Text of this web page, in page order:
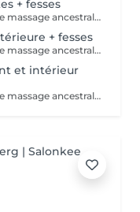
+ fesses
La maderotherapie est une technique de massage ancestrale d'origine colombienne visant à modeler la silhouette tout en réduisant la cellulite. Notre séance de maderotherapie jambes complètes comprend : L'avant et l'arrière des jambes ainsi que l'intérieur et l'extérieur mais également les fesses si souhaités La séance est réalisée à l'aide d'ustensiles en bois spécifiquement étudiés pour s'adapter aux lignes du corps, re sculpter, et detoxifier. - Anti cellulite - Raffermit et tonifie la peau - Redessine le corps et ses volumes - Active le système lymphatique - Alternative à la chirurgie esthétique ou post opératoire -
+ fesses
La maderotherapie est une technique de massage ancestrale d'origine colombienne visant à modeler la silhouette tout en réduisant la cellulite. La séance est réalisée à l'aide d'ustensiles en bois spécifiquement étudiés pour s'adapter aux lignes du corps, re sculpter, et detoxifier votre corps. - Anti cellulite - Raffermit et tonifie la peau - Redessine le corps et ses volumes - Active le système lymphatique - Alternative à la chirurgie esthétique ou post opératoire -
et intérieur
La maderotherapie est une technique de massage ancestrale d'origine colombienne visant à modeler la silhouette tout en réduisant la cellulite. La séance est réalisée à l'aide d'ustensiles en bois spécifiquement étudiés pour s'adapter aux lignes du corps, re sculpter, et detoxifier. - Anti cellulite - Raffermit et tonifie la peau - Redessine le corps et ses volumes - Active le système lymphatique - Alternative à la chirurgie esthétique ou post opératoire -